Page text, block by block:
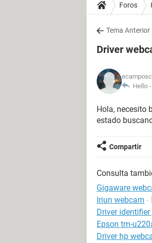
Foros
Tema Anterior
Driver
Hello -
Hola, necesito
estado
Compartir
Consulta
Gigaware
Iriun webcam -
Driver
Epson tm-
Driver hp